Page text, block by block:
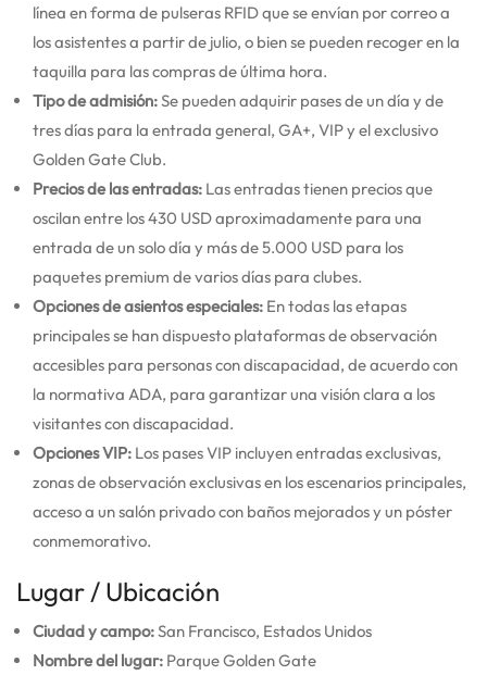
línea en forma de pulseras RFID que se envían por correo a
los asistentes a partir de julio, o bien se pueden recoger en la
taquilla para las compras de última hora.
Tipo de admisión:Se pueden adquirir pases de un día y de
tres días para la entrada general, GA+, VIP y el exclusivo
Golden Gate Club.
Precios de las entradas: Las entradas tienen precios que
oscilan entre los 430 USD aproximadamente para una
entrada de un solo día y más de 5.000 USD para los
paquetes premium de varios días para clubes.
Opciones de asientos especiales: En todas las etapas
principales se han dispuesto plataformas de observación
accesibles para personas con discapacidad, de acuerdo con
la normativa ADA, para garantizar una visión clara a los
visitantes con discapacidad.
Opciones VIP: Los pases VIP incluyen entradas exclusivas,
zonas de observación exclusivas en los escenarios principales,
acceso a un salón privado con baños mejorados y un póster
conmemorativo.
Lugar / Ubicación
Ciudad y campo:San Francisco, Estados Unidos
Nombre del lugar: Parque Golden Gate